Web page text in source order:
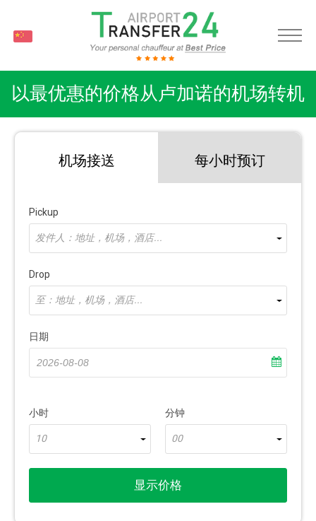
以最优惠的价格从卢加诺的机场转机
机场接送 每小时预订
Pickup
发件人：地址，机场，酒店...
Drop
至：地址，机场，酒店...
日期
小时
10
分钟
00
显示价格